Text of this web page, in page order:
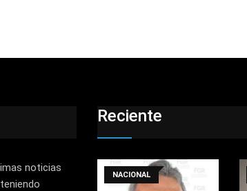
noticias
Reciente
NACIONAL